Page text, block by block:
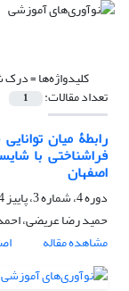
کلیدواژه‌ها =درک
تعداد مقالات: 1
رابطۀ میان
فراشناختی با
اصفهان
دوره 4، شماره 3، پاییز 1384، صفحه
حمید رضا عریضی،
مشاهده مقاله